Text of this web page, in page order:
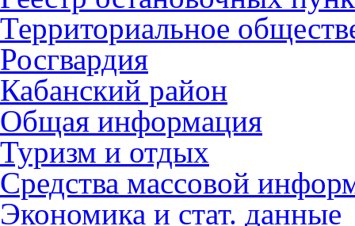
Территориальное
Росгвардия
Кабанский район
Общая информация
Туризм и отдых
Средства массовой
Экономика и стат. данные